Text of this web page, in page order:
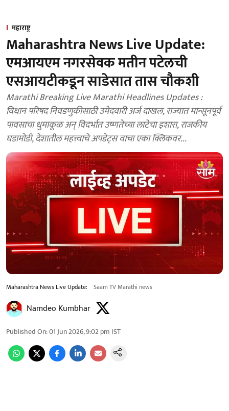
महाराष्ट्र
Maharashtra News Live Update:
एमआयएम नगरसेवक मतीन पटेलची
एसआयटीकडून साडेसात तास चौकशी
Marathi Breaking Live Marathi Headlines Updates :
विधान परिषद निवडणुकीसाठी उमेदवारी अर्ज दाखल, राज्यात मान्सूनपूर्व
पावसाचा धुमाकूळ अन् विदर्भात उष्णतेच्या लाटेचा इशारा, राजकीय
घडामोडी, देशातील महत्त्वाचे अपडेट्स वाचा एका क्लिकवर...
Maharashtra News Live Update: Saam TV Marathi news
Namdeo Kumbhar
Published On:01 Jun 2026, 9:02 pm IST